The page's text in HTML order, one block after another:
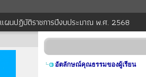
แผนปฏิบัติราชการปีงบประมาณ พ.ศ. 2568
อัตลักษณ์คุณธรรมของผู้เรียน